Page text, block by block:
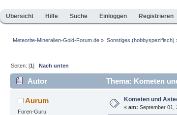
Übersicht Hilfe Suche Einloggen Registrieren
Meteorite-Mineralien-Gold-Forum.de » Sonstiges (hobbyspezifisch)
Seiten: [1]Nach unten
Autor Thema: Kometen
Aurum
Foren-Guru
Kometen und
« am: September 01,